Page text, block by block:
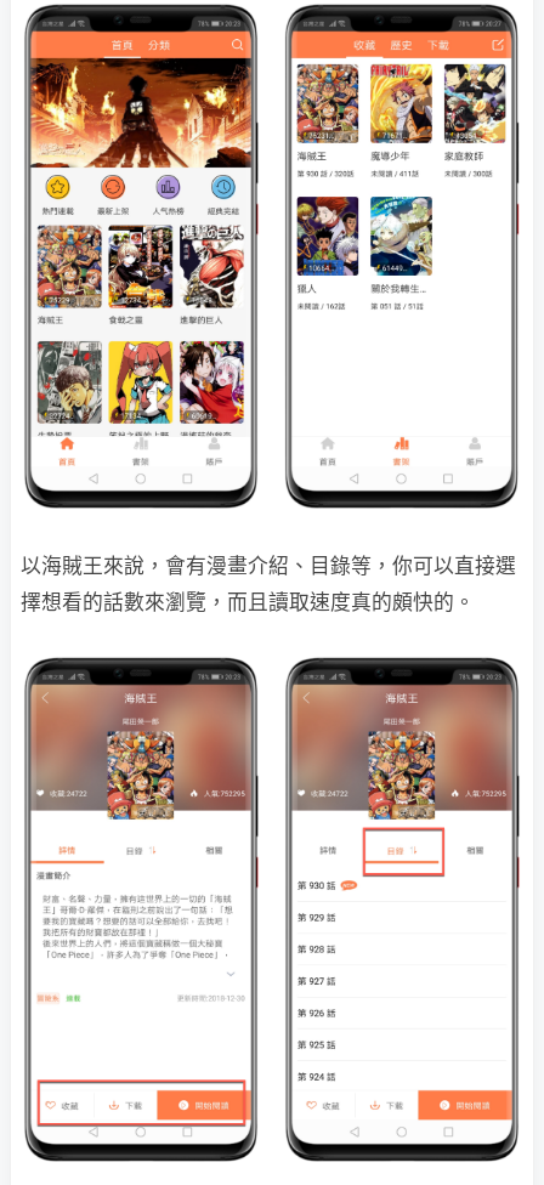
以海賊王來說，會有漫畫介紹、目錄等，你可以直接選
擇想看的話數來瀏覽，而且讀取速度真的頗快的。